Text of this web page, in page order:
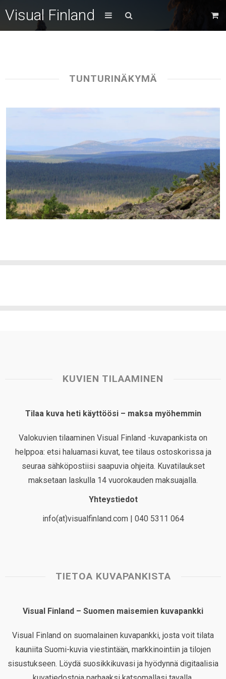
Visual Finland
TUNTURINÄKYMÄ
KUVIEN TILAAMINEN
Tilaa kuva heti käyttöösi – maksa myöhemmin
Valokuvien tilaaminen Visual Finland -kuvapankista on
helppoa: etsi haluamasi kuvat, tee tilaus ostoskorissa ja
seuraa sähköpostiisi saapuvia ohjeita. Kuvatilaukset
maksetaan laskulla 14 vuorokauden maksuajalla.
Yhteystiedot
info(at)visualfinland.com | 040 5311 064
TIETOA KUVAPANKISTA
Visual Finland – Suomen maisemien kuvapankki
Visual Finland on suomalainen kuvapankki, josta voit tilata
kauniita Suomi-kuvia viestintään, markkinointiin ja tilojen
sisustukseen. Löydä suosikkikuvasi ja hyödynnä digitaalisia